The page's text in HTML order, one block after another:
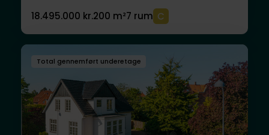
18.495.000 kr.200 m²7 rum
Total gennemført underetage